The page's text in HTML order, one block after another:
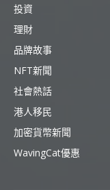
投資
理財
品牌故事
NFT新聞
社會熱話
港人移民
加密貨幣新聞
WavingCat優惠